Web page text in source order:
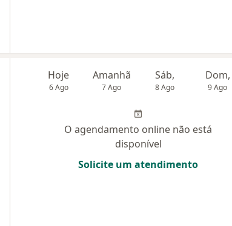
Hoje
6 Ago
Amanhã
7 Ago
Sáb,
8 Ago
Dom,
9 Ago
O agendamento online não está
disponível
Solicite um atendimento